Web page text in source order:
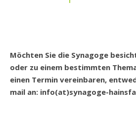
Möchten Sie die Synagoge
oder zu einem bestimmten
einen Termin vereinbaren,
mail an: info(at)synagoge-